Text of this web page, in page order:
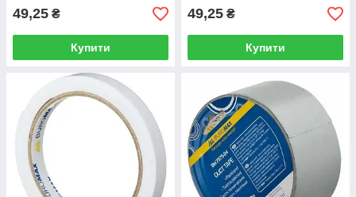
49,25 ₴
Купити
49,25 ₴
Купити